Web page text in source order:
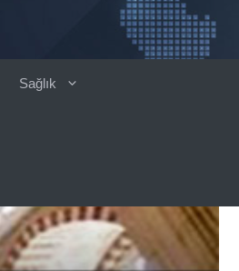
Sağlık